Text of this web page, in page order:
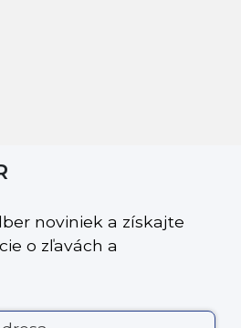
noviniek a získajte
o zľavách a